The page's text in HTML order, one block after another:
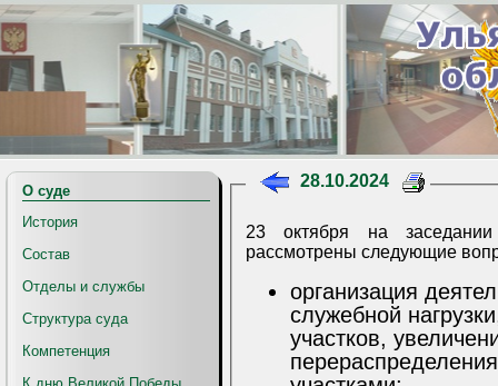
О суде
История
Состав
Отделы и службы
Структура суда
Компетенция
28.10.2024
23 октября на
рассмотрены следующие
организация
служебной
участков,